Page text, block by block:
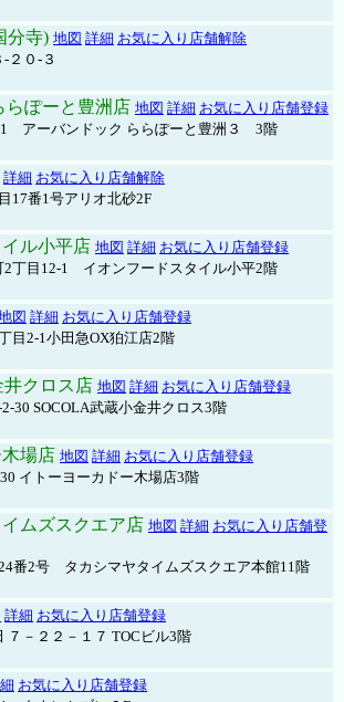
分寺) 地図 詳細 お気に入り店舗解除
２０-３
らぽーと豊洲店 地図 詳細 お気に入り店舗登録
1 アーバンドック ららぽーと豊洲３ 3階
詳細 お気に入り店舗解除
17番1号アリオ北砂2F
ル小平店 地図 詳細 お気に入り店舗登録
2丁目12-1 イオンフードスタイル小平2階
図 詳細 お気に入り店舗登録
目2-1小田急OX狛江店2階
井クロス店 地図 詳細 お気に入り店舗登録
30 SOCOLA武蔵小金井クロス3階
場店 地図 詳細 お気に入り店舗登録
イトーヨーカドー木場店3階
ムズスクエア店 地図 詳細 お気に入り店舗登
番2号 タカシマヤタイムズスクエア本館11階
詳細 お気に入り店舗登録
７－２２－１７ TOCビル3階
お気に入り店舗登録